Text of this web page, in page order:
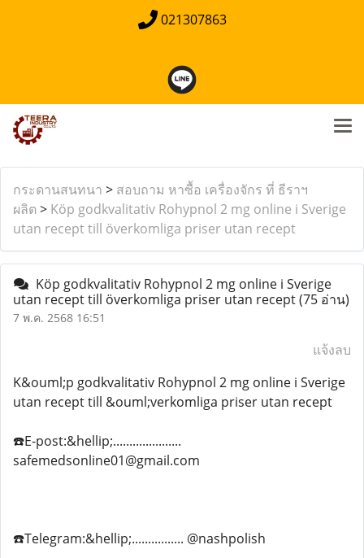
021307863
กระดานสนทนา > สอบถาม หาซื้อ เครื่องจักร ที่ ธีราฯ
ผลิต > Köp godkvalitativ Rohypnol 2 mg online i Sverige
utan recept till överkomliga priser utan recept
Köp godkvalitativ Rohypnol 2 mg online i Sverige
utan recept till överkomliga priser utan recept(75 อ่าน)
7 พ.ค. 2568 16:51
แจ้งลบ
K&ouml;p godkvalitativ Rohypnol 2 mg online i Sverige
utan recept till &ouml;verkomliga priser utan recept
☎️E-post:&hellip;.....................
safemedsonline01@gmail.com
☎️Telegram:&hellip;................ @nashpolish